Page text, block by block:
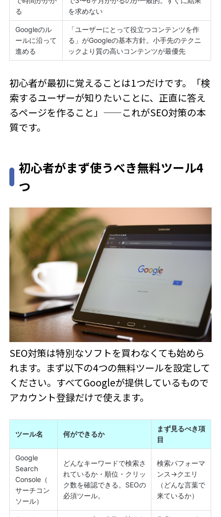
る
を求めない
Googleのル
ールに沿って
進める
「ユーザーにとって役立つコンテンツを作
る」がGoogleの基本方針。小手先のテクニ
ックより質の高いコンテンツが最優先
初心者が最初に覚えることは1つだけです。「検
索するユーザーが知りたいことに、正直に答え
るページを作ること」——これがSEO対策の本
質です。
初心者がまず使うべき無料ツール4
つ
SEO対策は特別なソフトを買わなくても始めら
れます。まず以下の4つの無料ツールを設定して
ください。すべてGoogleが提供しているもので
アカウント登録だけで使えます。
ツール名 何ができるか
まず見るべき項
目
Google
Search
Console（
サーチコン
ソール）
どんなキーワードで検索さ
れているか・順位・クリッ
ク数を確認できる。SEOの
必須ツール。
検索パフォーマ
ンス→クエリ
（どんな言葉で
来ているか）